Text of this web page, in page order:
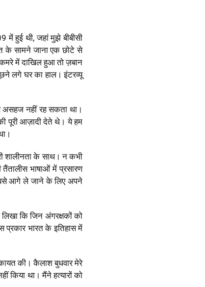
में हुई थी,जहां मुझे बीबीसी
के सामने जाना एक छोटे से
में दाखिल हुआ तो ज़बान
लगे घर का हाल। इंटरव्यू
नहीं रह सकता था।
पूरी आज़ादी देते थे। ये हम
शालीनता के साथ। न कभी
भाषाओं में प्रसारण
सबसे आगे ले जाने के लिए अपने
लिखा कि जिन अंगरक्षकों को
प्रकार भारत के इतिहास में
की। कैलाश बुधवार मेरे
किया था। मैंने हत्यारों को